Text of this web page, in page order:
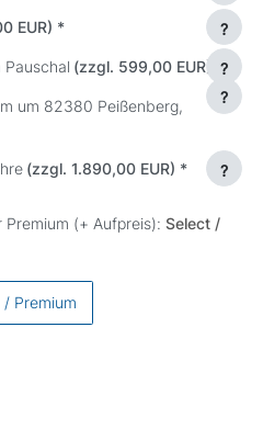
EUR) * ?
(zzgl. 599,00 EUR) *?
um 82380 Peißenberg,
?
(zzgl. 1.890,00 EUR) * ?
(+ Aufpreis): Select /
/ Premium